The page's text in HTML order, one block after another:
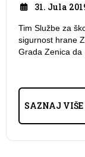
31. Jula
Tim Službe za
sigurnost hrane
Grada Zenica da
SAZNAJ VIŠE